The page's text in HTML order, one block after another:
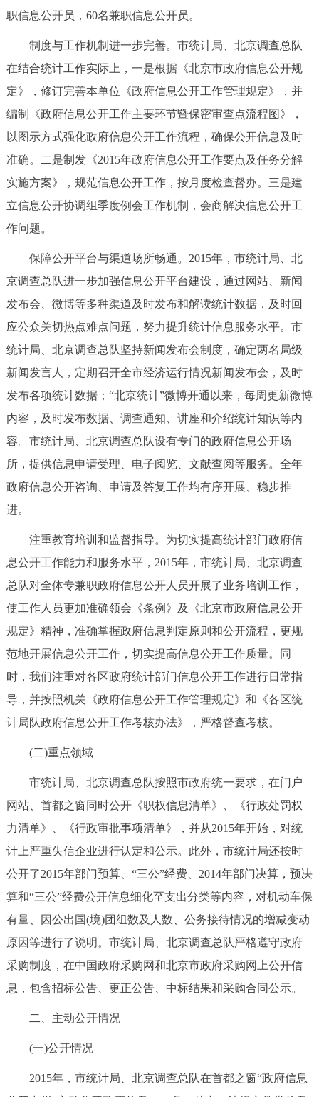
DEUTSCH FRANÇAIS
回到顶部
职信息公开员，60名兼职信息公开员。
制度与工作机制进一步完善。市统计局、北京调查总队
在结合统计工作实际上，一是根据《北京市政府信息公开规
定》，修订完善本单位《政府信息公开工作管理规定》，并
编制《政府信息公开工作主要环节暨保密审查点流程图》，
以图示方式强化政府信息公开工作流程，确保公开信息及时
准确。二是制发《2015年政府信息公开工作要点及任务分解
实施方案》，规范信息公开工作，按月度检查督办。三是建
立信息公开协调组季度例会工作机制，会商解决信息公开工
作问题。
保障公开平台与渠道场所畅通。2015年，市统计局、北
京调查总队进一步加强信息公开平台建设，通过网站、新闻
发布会、微博等多种渠道及时发布和解读统计数据，及时回
应公众关切热点难点问题，努力提升统计信息服务水平。市
统计局、北京调查总队坚持新闻发布会制度，确定两名局级
新闻发言人，定期召开全市经济运行情况新闻发布会，及时
发布各项统计数据；“北京统计”微博开通以来，每周更新微博
内容，及时发布数据、调查通知、讲座和介绍统计知识等内
容。市统计局、北京调查总队设有专门的政府信息公开场
所，提供信息申请受理、电子阅览、文献查阅等服务。全年
政府信息公开咨询、申请及答复工作均有序开展、稳步推
进。
注重教育培训和监督指导。为切实提高统计部门政府信
息公开工作能力和服务水平，2015年，市统计局、北京调查
总队对全体专兼职政府信息公开人员开展了业务培训工作，
使工作人员更加准确领会《条例》及《北京市政府信息公开
规定》精神，准确掌握政府信息判定原则和公开流程，更规
范地开展信息公开工作，切实提高信息公开工作质量。同
时，我们注重对各区政府统计部门信息公开工作进行日常指
导，并按照机关《政府信息公开工作管理规定》和《各区统
计局队政府信息公开工作考核办法》，严格督查考核。
(二)重点领域
市统计局、北京调查总队按照市政府统一要求，在门户
网站、首都之窗同时公开《职权信息清单》、《行政处罚权
力清单》、《行政审批事项清单》，并从2015年开始，对统
计上严重失信企业进行认定和公示。此外，市统计局还按时
公开了2015年部门预算、“三公”经费、2014年部门决算，预决
算和“三公”经费公开信息细化至支出分类等内容，对机动车保
有量、因公出国(境)团组数及人数、公务接待情况的增减变动
原因等进行了说明。市统计局、北京调查总队严格遵守政府
采购制度，在中国政府采购网和北京市政府采购网上公开信
息，包含招标公告、更正公告、中标结果和采购合同公示。
二、主动公开情况
(一)公开情况
2015年，市统计局、北京调查总队在首都之窗“政府信息